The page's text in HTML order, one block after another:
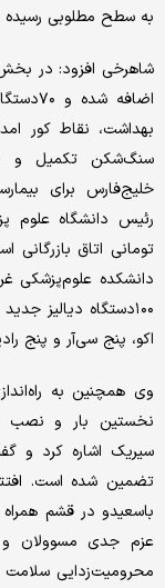
به سطح مطلوبی
شاهرخی افزود: در بخش
اضافه
بهداشت، نقاط کور
تومانی اتاق بازرگانی
اکو، پنج سی‌آر و پنج
وی همچنین به
نخستین بار و نصب
سیریک اشاره کرد و
تضمین شده است.
باسعیدو در قشم همراه
عزم جدی مسوولان و
محرومیت‌زدایی سلامت